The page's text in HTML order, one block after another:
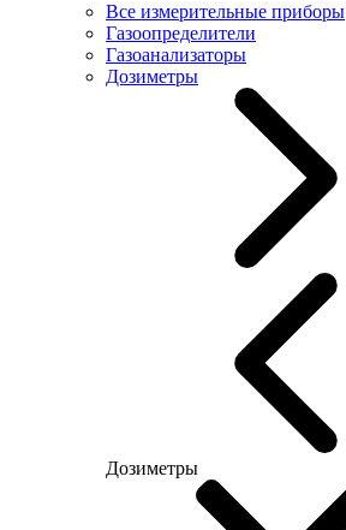
Все измерительные приборы
Газоопределители
Газоанализаторы
Дозиметры
Дозиметры